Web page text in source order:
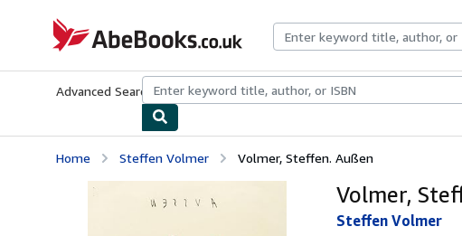
AbeBooks.co.uk
Advanced Search Browse CollectionsRare BooksArt & Collectables
Home Steffen Volmer Volmer, Steffen. Außen
Volmer,
Steffen Volmer